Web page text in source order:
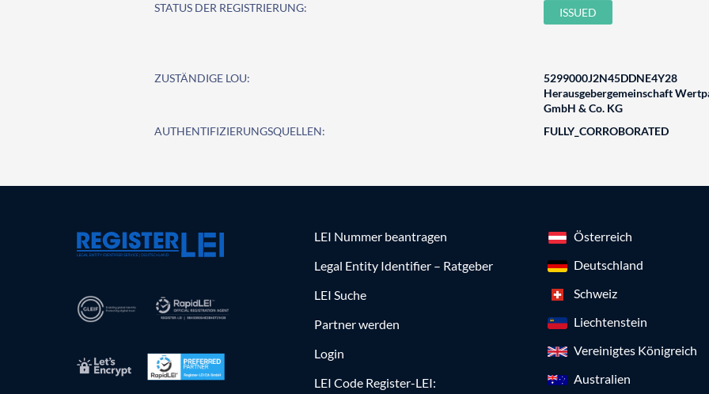
STATUS DER REGISTRIERUNG:
ISSUED
ZUSTÄNDIGE LOU:
5299000J2N45DDNE4Y28
Herausgebergemeinschaft
GmbH & Co. KG
AUTHENTIFIZIERUNGSQUELLEN:
FULLY_CORROBORATED
LEI Nummer beantragen
Legal Entity Identifier – Ratgeber
LEI Suche
Partner werden
Login
LEI Code Register-LEI:
Österreich
Deutschland
Schweiz
Liechtenstein
Vereinigtes Königreich
Australien